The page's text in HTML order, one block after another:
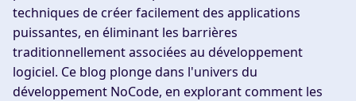
techniques de créer facilement des applications
puissantes, en éliminant les barrières
traditionnellement associées au développement
logiciel. Ce blog plonge dans l'univers du
développement NoCode, en explorant comment les